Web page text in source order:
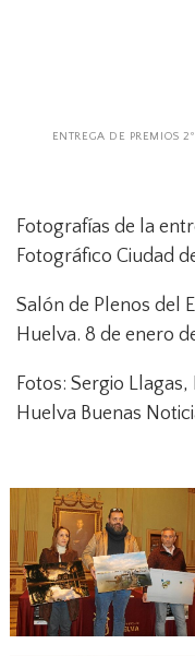
ENTREGA DE PREMIOS
Fotografías de la
Fotográfico Ciudad
Salón de Plenos del
Huelva. 8 de enero
Fotos: Sergio
Huelva Buenas